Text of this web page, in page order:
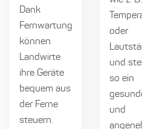
Dank
Fernwartung
können
Landwirte
ihre Geräte
bequem aus
der Ferne
steuern.
oder
und
so ein
und